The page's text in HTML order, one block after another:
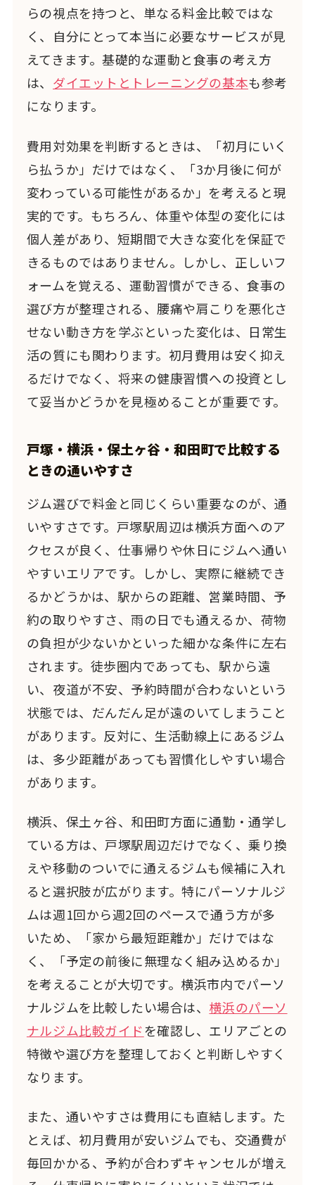
らの視点を持つと、単なる料金比較ではな
く、自分にとって本当に必要なサービスが見
えてきます。基礎的な運動と食事の考え方
は、 ダイエットとトレーニングの基本も参考
になります。
費用対効果を判断するときは、「初月にいく
ら払うか」だけではなく、「3か月後に何が
変わっている可能性があるか」を考えると現
実的です。もちろん、体重や体型の変化には
個人差があり、短期間で大きな変化を保証で
きるものではありません。しかし、正しいフ
ォームを覚える、運動習慣ができる、食事の
選び方が整理される、腰痛や肩こりを悪化さ
せない動き方を学ぶといった変化は、日常生
活の質にも関わります。初月費用は安く抑え
るだけでなく、将来の健康習慣への投資とし
て妥当かどうかを見極めることが重要です。
戸塚・横浜・保土ヶ谷・和田町で比較する
ときの通いやすさ
ジム選びで料金と同じくらい重要なのが、通
いやすさです。戸塚駅周辺は横浜方面へのア
クセスが良く、仕事帰りや休日にジムへ通い
やすいエリアです。しかし、実際に継続でき
るかどうかは、駅からの距離、営業時間、予
約の取りやすさ、雨の日でも通えるか、荷物
の負担が少ないかといった細かな条件に左右
されます。徒歩圏内であっても、駅から遠
い、夜道が不安、予約時間が合わないという
状態では、だんだん足が遠のいてしまうこと
があります。反対に、生活動線上にあるジム
は、多少距離があっても習慣化しやすい場合
があります。
横浜、保土ヶ谷、和田町方面に通勤・通学し
ている方は、戸塚駅周辺だけでなく、乗り換
えや移動のついでに通えるジムも候補に入れ
ると選択肢が広がります。特にパーソナルジ
ムは週1回から週2回のペースで通う方が多
いため、「家から最短距離か」だけではな
く、「予定の前後に無理なく組み込めるか」
を考えることが大切です。横浜市内でパーソ
ナルジムを比較したい場合は、 横浜のパーソ
ナルジム比較ガイドを確認し、エリアごとの
特徴や選び方を整理しておくと判断しやすく
なります。
また、通いやすさは費用にも直結します。た
とえば、初月費用が安いジムでも、交通費が
毎回かかる、予約が合わずキャンセルが増え